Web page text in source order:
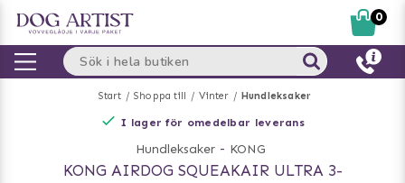
Start Shoppa till Vinter Hundleksaker
I lager för omedelbar leverans
Hundleksaker - KONG
KONG AIRDOG SQUEAKAIR ULTRA 3-
0